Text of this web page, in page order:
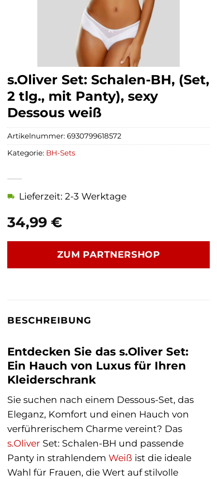
s.Oliver Set: Schalen-BH, (Set,
2 tlg., mit Panty), sexy
Dessous weiß
34,99 €
Lieferzeit: 2-3 Werktage
ZUM PARTNERSHOP
Artikelnummer: 6930799618572
Kategorie: BH-Sets
BESCHREIBUNG
Entdecken Sie das s.Oliver Set:
Ein Hauch von Luxus für Ihren
Kleiderschrank
Sie suchen nach einem Dessous-Set, das
Eleganz, Komfort und einen Hauch von
verführerischem Charme vereint? Das
s.Oliver Set: Schalen-BH und passende
Panty in strahlendem Weiß ist die ideale
Wahl für Frauen, die Wert auf stilvolle